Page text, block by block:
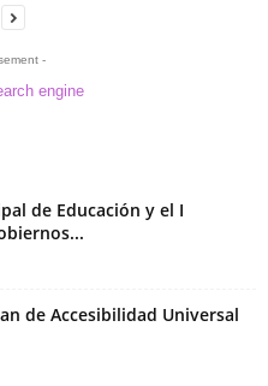
-
de Educación y el I
de Accesibilidad Universal